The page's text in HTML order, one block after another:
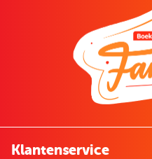
Klantenservice